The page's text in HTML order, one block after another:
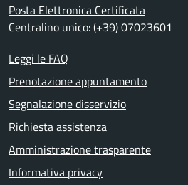
Posta Elettronica Certificata
Centralino unico: (+39) 07023601
Leggi le FAQ
Prenotazione appuntamento
Segnalazione disservizio
Richiesta assistenza
Amministrazione trasparente
Informativa privacy